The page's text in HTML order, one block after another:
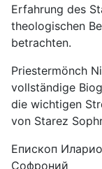
Erfahrung des
theologischen
betrachten.
Priestermönch
vollständige
die wichtigen
von Starez
Епископ
Софроний